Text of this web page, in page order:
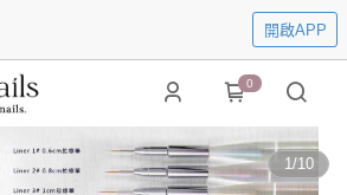
開啟APP
0
1/10